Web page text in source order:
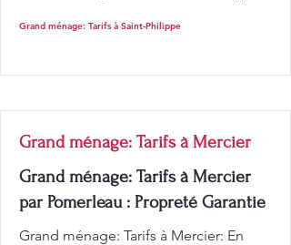
Grand ménage: Tarifs à Saint-Philippe
Grand ménage: Tarifs à Mercier
Grand ménage: Tarifs à Mercier
par Pomerleau : Propreté Garantie
Grand ménage: Tarifs à Mercier: En